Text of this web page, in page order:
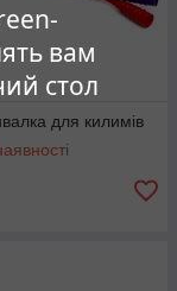
вам
стол
для килимів